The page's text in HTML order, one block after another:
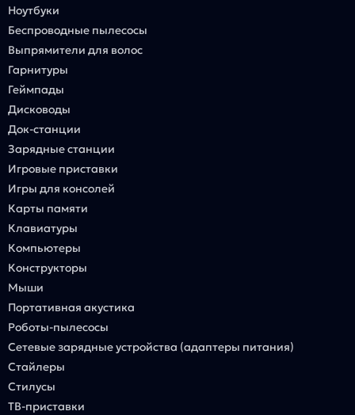
Ноутбуки
Беспроводные пылесосы
Выпрямители для волос
Гарнитуры
Геймпады
Дисководы
Док-станции
Зарядные станции
Игровые приставки
Игры для консолей
Карты памяти
Клавиатуры
Компьютеры
Конструкторы
Мыши
Портативная акустика
Роботы-пылесосы
Сетевые зарядные устройства (адаптеры питания)
Стайлеры
Стилусы
ТВ-приставки